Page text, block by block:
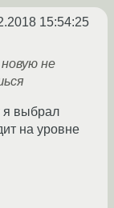
15:54:25
не
я выбрал
на уровне